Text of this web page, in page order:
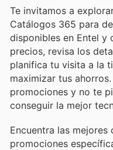
Te invitamos a
Catálogos 365 para
disponibles en Entel y
precios, revisa los
planifica tu visita a la
maximizar tus
promociones y no te
conseguir la mejor
Encuentra las mejores
promociones